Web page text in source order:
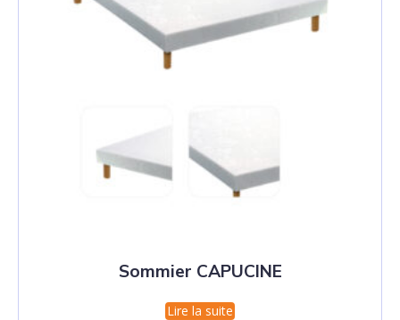
Sommier CAPUCINE
Lire la suite